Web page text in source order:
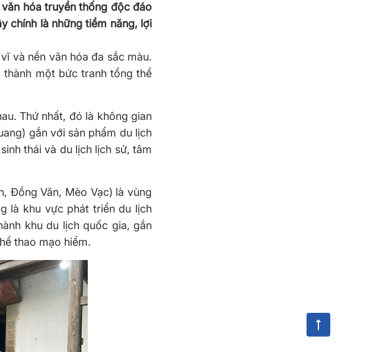
hóa truyền thống độc đáo
chính là những tiềm năng, lợi
và nền văn hóa đa sắc màu.
thành một bức tranh tổng thể
Thứ nhất, đó là không gian
gắn với sản phẩm du lịch
thái và du lịch lịch sử, tâm
Đồng Văn, Mèo Vạc) là vùng
là khu vực phát triển du lịch
khu du lịch quốc gia, gắn
thao mạo hiểm.